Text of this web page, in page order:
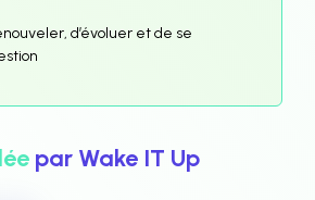
d’évoluer et de se
par Wake IT Up